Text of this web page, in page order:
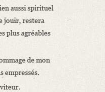
aussi spirituel
jouir, restera
plus agréables
de mon
empressés.